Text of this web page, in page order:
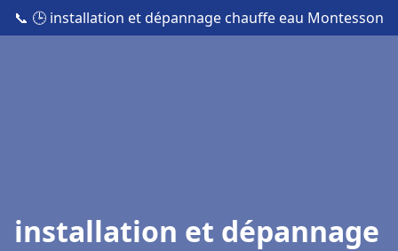
📞 🕒 installation et dépannage chauffe eau Montesson
installation et dépannage